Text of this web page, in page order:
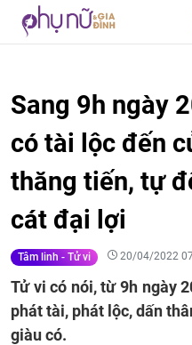
Sang 9h ngày
có tài lộc đến
thăng tiến, tự
cát đại lợi
Tâm linh - Tử vi 20/04/2022
Tử vi có nói, từ 9h ngày
phát tài, phát lộc, dấn
giàu có.